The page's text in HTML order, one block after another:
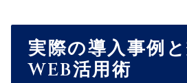
実際の導入事例
WEB活用術